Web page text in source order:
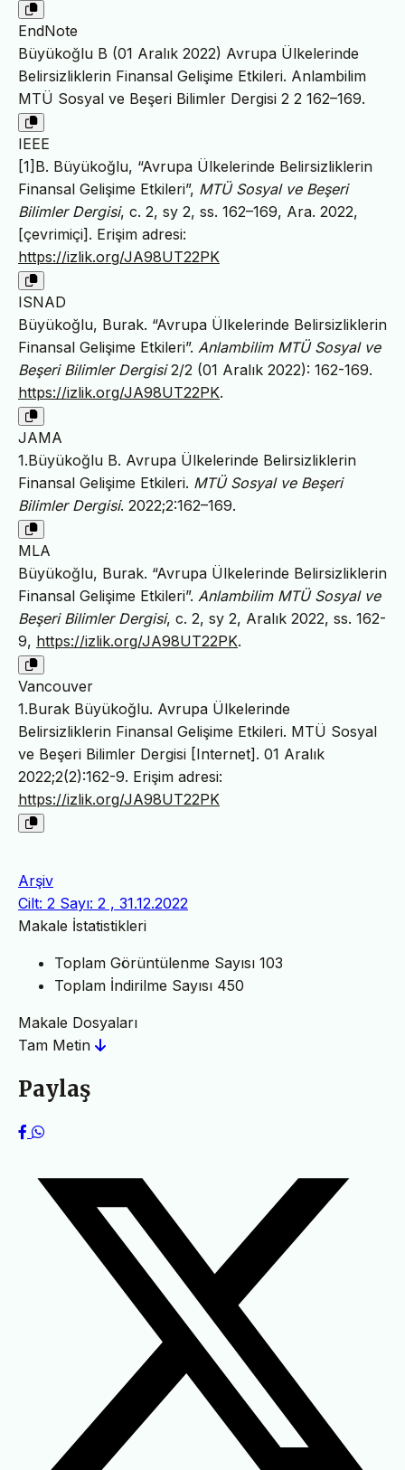
EndNote
Büyükoğlu B (01 Aralık 2022) Avrupa Ülkelerinde
Belirsizliklerin Finansal Gelişime Etkileri. Anlambilim
MTÜ Sosyal ve Beşeri Bilimler Dergisi 2 2 162–169.
IEEE
[1]B. Büyükoğlu, “Avrupa Ülkelerinde Belirsizliklerin
Finansal Gelişime Etkileri”, MTÜ Sosyal ve Beşeri
Bilimler Dergisi, c. 2, sy 2, ss. 162–169, Ara. 2022,
[çevrimiçi]. Erişim adresi:
https://izlik.org/JA98UT22PK
ISNAD
Büyükoğlu, Burak. “Avrupa Ülkelerinde Belirsizliklerin
Finansal Gelişime Etkileri”. Anlambilim MTÜ Sosyal ve
Beşeri Bilimler Dergisi2/2 (01 Aralık 2022): 162-169.
https://izlik.org/JA98UT22PK.
JAMA
1.Büyükoğlu B. Avrupa Ülkelerinde Belirsizliklerin
Finansal Gelişime Etkileri. MTÜ Sosyal ve Beşeri
Bilimler Dergisi. 2022;2:162–169.
MLA
Büyükoğlu, Burak. “Avrupa Ülkelerinde Belirsizliklerin
Finansal Gelişime Etkileri”. Anlambilim MTÜ Sosyal ve
Beşeri Bilimler Dergisi, c. 2, sy 2, Aralık 2022, ss. 162-
9, https://izlik.org/JA98UT22PK.
Vancouver
1.Burak Büyükoğlu. Avrupa Ülkelerinde
Belirsizliklerin Finansal Gelişime Etkileri. MTÜ Sosyal
ve Beşeri Bilimler Dergisi [Internet]. 01 Aralık
2022;2(2):162-9. Erişim adresi:
https://izlik.org/JA98UT22PK
Arşiv
Cilt: 2 Sayı: 2 , 31.12.2022
Makale İstatistikleri
Toplam Görüntülenme Sayısı 103
Toplam İndirilme Sayısı 450
Makale Dosyaları
Tam Metin
Paylaş